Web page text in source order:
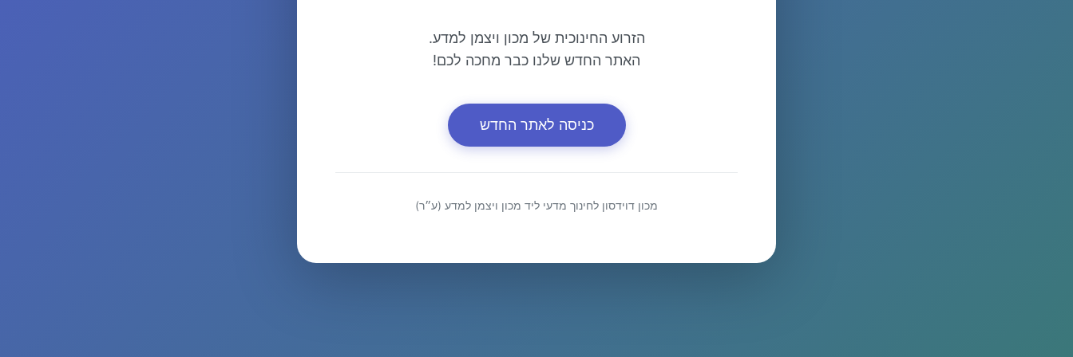
הזרוע החינוכית של מכון ויצמן למדע.
האתר החדש שלנו כבר מחכה לכם!
כניסה לאתר החדש
מכון דוידסון לחינוך מדעי ליד מכון ויצמן למדע (ע״ר)